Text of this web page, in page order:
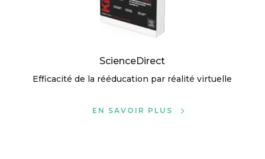
ScienceDirect
Efficacité de la rééducation par réalité virtuelle
EN SAVOIR PLUS